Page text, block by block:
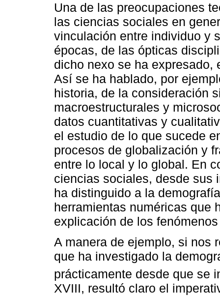
Una de las preocupaciones
las ciencias sociales en
vinculación entre individuo y
épocas, de las ópticas
dicho nexo se ha expresado,
Así se ha hablado, por
historia, de la consideración
macroestructurales y
datos cuantitativas y
el estudio de lo que sucede
procesos de globalización y
entre lo local y lo global. En
ciencias sociales, desde sus
ha distinguido a la
herramientas numéricas que
explicación de los
A manera de ejemplo, si nos
que ha investigado la
prácticamente desde que se
XVIII, resultó claro el